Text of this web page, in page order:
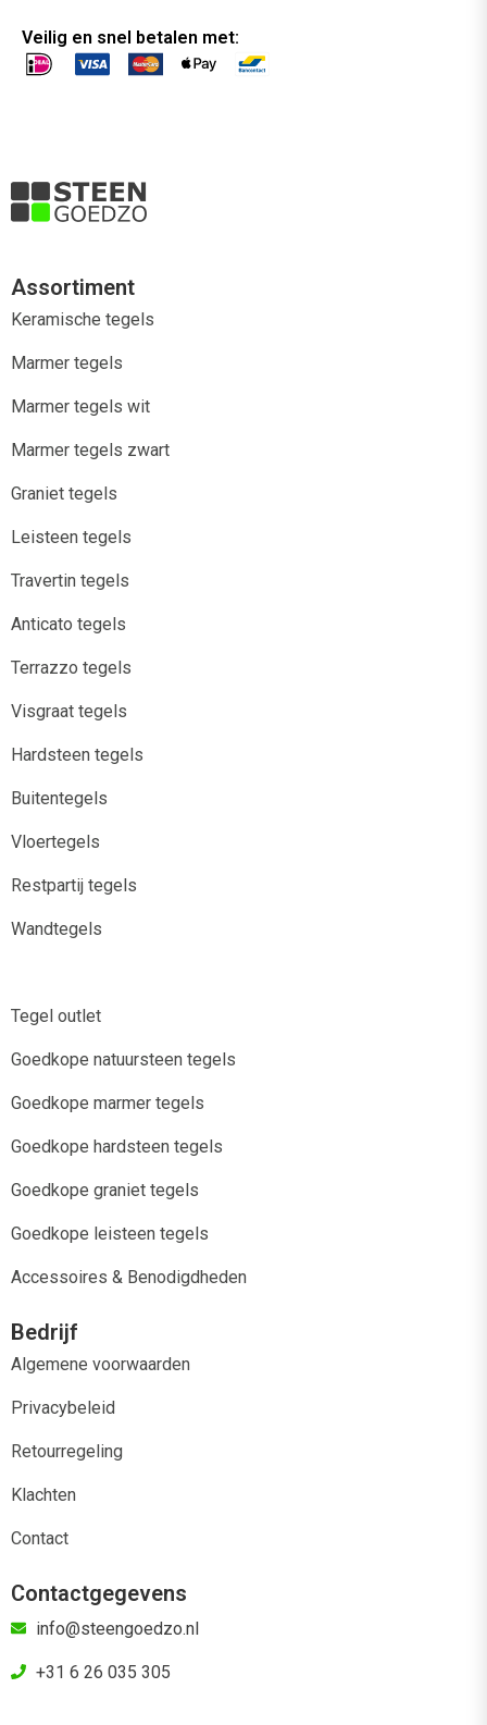
Veilig en snel betalen met:
Assortiment
Keramische tegels
Marmer tegels
Marmer tegels wit
Marmer tegels zwart
Graniet tegels
Leisteen tegels
Travertin tegels
Anticato tegels
Terrazzo tegels
Visgraat tegels
Hardsteen tegels
Buitentegels
Vloertegels
Restpartij tegels
Wandtegels
Tegel outlet
Goedkope natuursteen tegels
Goedkope marmer tegels
Goedkope hardsteen tegels
Goedkope graniet tegels
Goedkope leisteen tegels
Accessoires & Benodigdheden
Bedrijf
Algemene voorwaarden
Privacybeleid
Retourregeling
Klachten
Contact
Contactgegevens
info@steengoedzo.nl
+31 6 26 035 305